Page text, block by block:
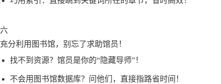
六
充分利用图书馆，别忘了求助馆员！
找不到资源？馆员是你的“隐藏导师”！
不会用图书馆数据库？问他们，直接指路省时间！